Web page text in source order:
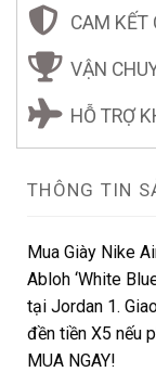
CAM KẾT
VẬN
HỖ TRỢ
THÔNG TIN
Mua Giày Nike
Abloh ‘White
tại Jordan 1.
đền tiền X5 nếu
MUA NGAY!